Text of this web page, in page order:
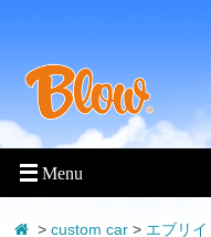
> custom car> エブリイ